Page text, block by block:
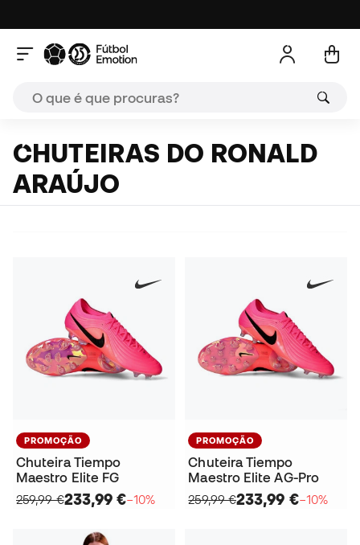
CHUTEIRAS DO RONALD
ARAÚJO
PROMOÇÃO
Chuteira Tiempo
Maestro Elite FG
259,99 €233,99 €−10%
PROMOÇÃO
Chuteira Tiempo
Maestro Elite AG-Pro
259,99 €233,99 €−10%